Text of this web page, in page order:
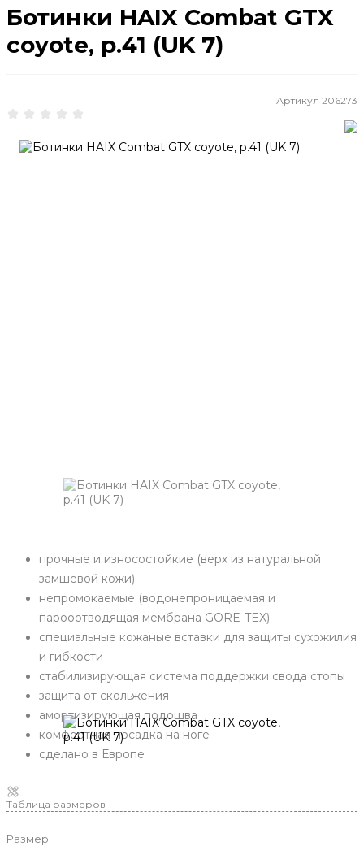
Ботинки HAIX Combat GTX
coyote, р.41 (UK 7)
Артикул 206273
прочные и износостойкие (верх из натуральной
замшевой кожи)
непромокаемые (водонепроницаемая и
парооотводящая мембрана GORE-TEX)
специальные кожаные вставки для защиты сухожилия
и гибкости
стабилизирующая система поддержки свода стопы
защита от скольжения
амортизирующая подошва
комфортная посадка на ноге
сделано в Европе
Таблица размеров
Размер